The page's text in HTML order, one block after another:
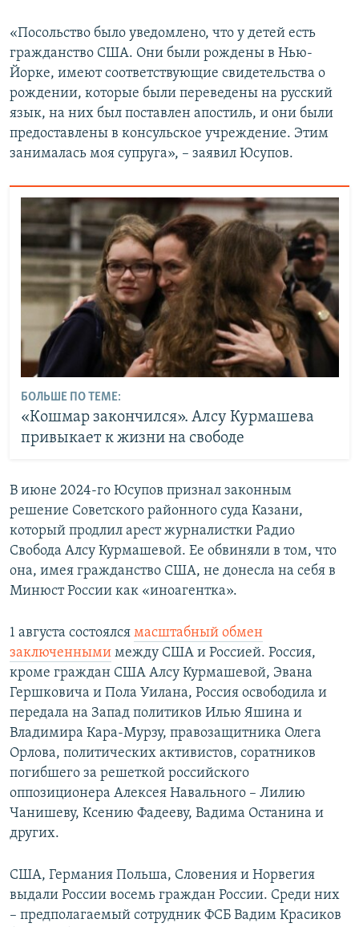
«Посольство было уведомлено, что у детей есть
гражданство США. Они были рождены в Нью-
Йорке, имеют соответствующие свидетельства о
рождении, которые были переведены на русский
язык, на них был поставлен апостиль, и они были
предоставлены в консульское учреждение. Этим
занималась моя супруга», – заявил Юсупов.
БОЛЬШЕ ПО ТЕМЕ:
«Кошмар закончился». Алсу Курмашева
привыкает к жизни на свободе
В июне 2024-го Юсупов признал законным
решение Советского районного суда Казани,
который продлил арест журналистки Радио
Свобода Алсу Курмашевой. Ее обвиняли в том, что
она, имея гражданство США, не донесла на себя в
Минюст России как «иноагентка».
1 августа состоялся масштабный обмен
заключенными между США и Россией. Россия,
кроме граждан США Алсу Курмашевой, Эвана
Гершковича и Пола Уилана, Россия освободила и
передала на Запад политиков Илью Яшина и
Владимира Кара-Мурзу, правозащитника Олега
Орлова, политических активистов, соратников
погибшего за решеткой российского
оппозиционера Алексея Навального – Лилию
Чанишеву, Ксению Фадееву, Вадима Останина и
других.
США, Германия Польша, Словения и Норвегия
выдали России восемь граждан России. Среди них
– предполагаемый сотрудник ФСБ Вадим Красиков